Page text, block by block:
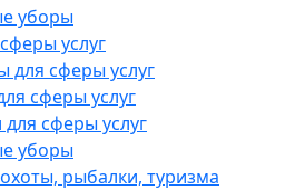
уборы
услуг
для сферы услуг
сферы услуг
сферы услуг
уборы
рыбалки, туризма